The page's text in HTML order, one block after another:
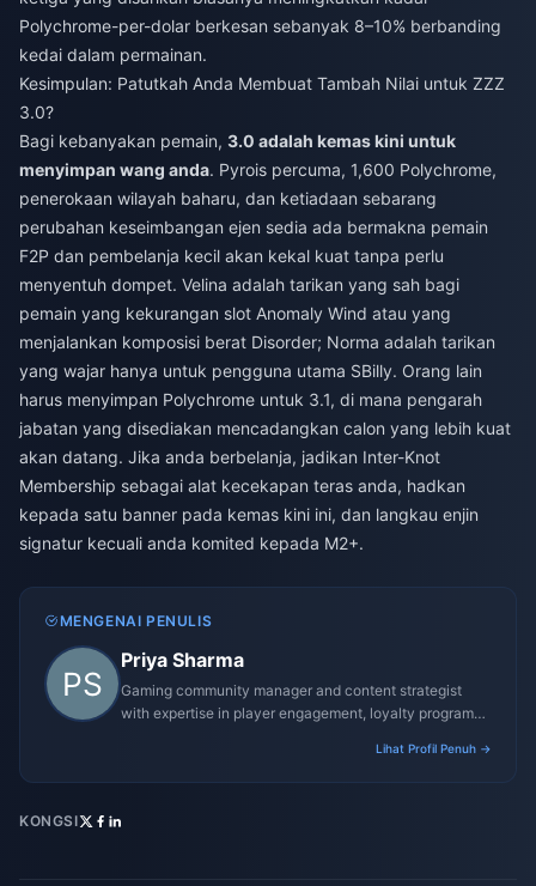
Polychrome-per-dolar berkesan sebanyak 8–10% berbanding
kedai dalam permainan.
Kesimpulan: Patutkah Anda Membuat Tambah Nilai untuk ZZZ
3.0?
Bagi kebanyakan pemain, 3.0 adalah kemas kini untuk
menyimpan wang anda. Pyrois percuma, 1,600 Polychrome,
penerokaan wilayah baharu, dan ketiadaan sebarang
perubahan keseimbangan ejen sedia ada bermakna pemain
F2P dan pembelanja kecil akan kekal kuat tanpa perlu
menyentuh dompet. Velina adalah tarikan yang sah bagi
pemain yang kekurangan slot Anomaly Wind atau yang
menjalankan komposisi berat Disorder; Norma adalah tarikan
yang wajar hanya untuk pengguna utama SBilly. Orang lain
harus menyimpan Polychrome untuk 3.1, di mana pengarah
jabatan yang disediakan mencadangkan calon yang lebih kuat
akan datang. Jika anda berbelanja, jadikan Inter-Knot
Membership sebagai alat kecekapan teras anda, hadkan
kepada satu banner pada kemas kini ini, dan langkau enjin
signatur kecuali anda komited kepada M2+.
MENGENAI PENULIS
Priya Sharma
Gaming community manager and content strategist
with expertise in player engagement, loyalty programs,
Lihat Profil Penuh →
KONGSI